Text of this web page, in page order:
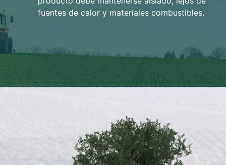
fuentes de calor y materiales combustibles.